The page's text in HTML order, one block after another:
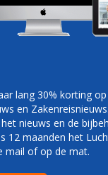
Podcasts
WIL HET
lang 30% korting
en
nieuws en de
12 maanden het
mail of op de mat.